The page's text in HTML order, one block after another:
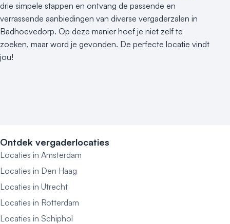
drie simpele stappen en ontvang de passende en
verrassende aanbiedingen van diverse vergaderzalen in
Badhoevedorp. Op deze manier hoef je niet zelf te
zoeken, maar word je gevonden. De perfecte locatie vindt
jou!
Ontdek vergaderlocaties
Locaties in Amsterdam
Locaties in Den Haag
Locaties in Utrecht
Locaties in Rotterdam
Locaties in Schiphol